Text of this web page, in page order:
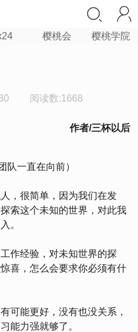
樱桃会 樱桃学院
阅读数:1668
作者/三杯以后
队一直在向前）
，很简单，因为我们在发
索这个未知的世界，对此我
。
作经验，对未知世界的探
喜，怎么会要求你必须有什
可能更好，没有也没关系，
能力强就够了。